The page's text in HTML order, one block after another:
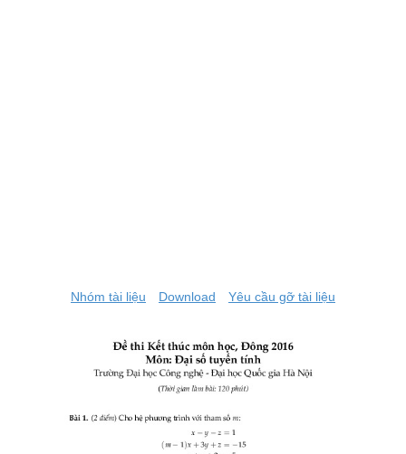
Nhóm tài liệu Download Yêu cầu gỡ tài liệu